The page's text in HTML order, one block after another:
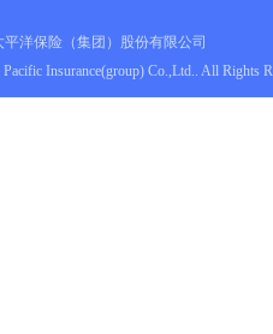
洋保险（集团）股份有限公司
Insurance(group) Co.,Ltd.. All Rights